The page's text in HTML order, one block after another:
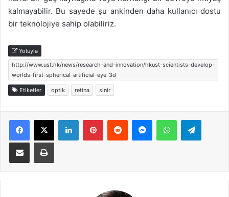
kalmayabilir. Bu sayede şu ankinden daha kullanıcı dostu
bir teknolojiye sahip olabiliriz.
Yoluyla
http://www.ust.hk/news/research-and-innovation/hkust-scientists-develop-
worlds-first-spherical-artificial-eye-3d
Etiketler optik retina sinir
Facebook
X LinkedInPinterestReddit MessengerWhatsApp
E-Posta ile paylaş Yazdır